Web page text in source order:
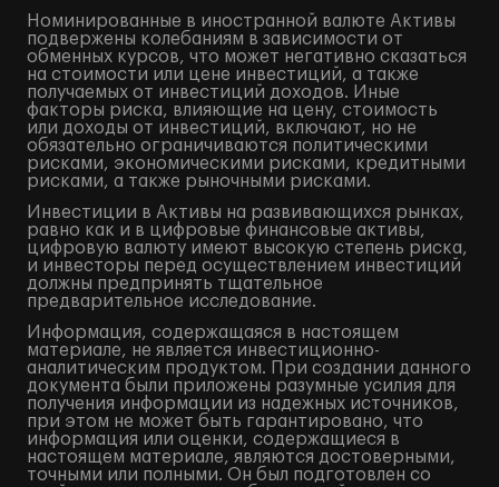
Номинированные в иностранной валюте Активы
подвержены колебаниям в зависимости от
обменных курсов, что может негативно сказаться
на стоимости или цене инвестиций, а также
получаемых от инвестиций доходов. Иные
факторы риска, влияющие на цену, стоимость
или доходы от инвестиций, включают, но не
обязательно ограничиваются политическими
рисками, экономическими рисками, кредитными
рисками, а также рыночными рисками.
Инвестиции в Активы на развивающихся рынках,
равно как и в цифровые финансовые активы,
цифровую валюту имеют высокую степень риска,
и инвесторы перед осуществлением инвестиций
должны предпринять тщательное
предварительное исследование.
Информация, содержащаяся в настоящем
материале, не является инвестиционно-
аналитическим продуктом. При создании данного
документа были приложены разумные усилия для
получения информации из надежных источников,
при этом не может быть гарантировано, что
информация или оценки, содержащиеся в
настоящем материале, являются достоверными,
точными или полными. Он был подготовлен со